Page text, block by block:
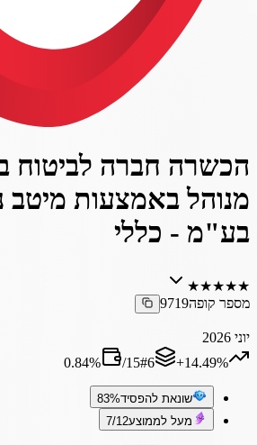
הכשרה חברה לביטוח
מנוהל באמצעות מיטב
בע"מ - כללי
★
★
★
★
★
מספר קופה9719
יוני 2026
‎+14.49%
#6
/15
0.84%
שונאת להפסיד83%
מעל לממוצע7/12